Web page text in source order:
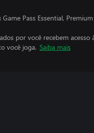
Pass Essential,
por você recebem
você joga. Saiba mais